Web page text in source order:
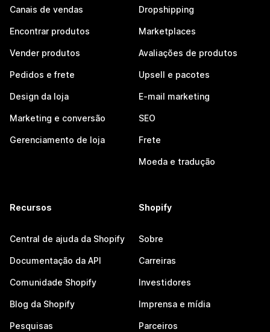
Canais de vendas
Encontrar produtos
Vender produtos
Pedidos e frete
Design da loja
Marketing e conversão
Gerenciamento de loja
Dropshipping
Marketplaces
Avaliações de produtos
Upsell e pacotes
E-mail marketing
SEO
Frete
Moeda e tradução
Recursos
Central de ajuda da Shopify
Documentação da API
Comunidade Shopify
Blog da Shopify
Pesquisas
Shopify
Sobre
Carreiras
Investidores
Imprensa e mídia
Parceiros